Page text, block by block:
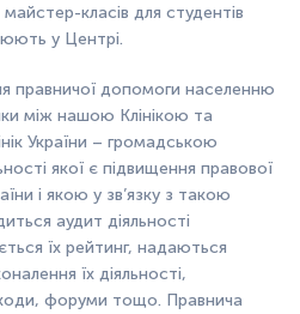
класів для студентів
у Центрі.
правничої допомоги населенню
між нашою Клінікою та
України – громадською
якої є підвищення правової
і якою у зв’язку з такою
аудит діяльності
їх рейтинг, надаються
їх діяльності,
форуми тощо. Правнича